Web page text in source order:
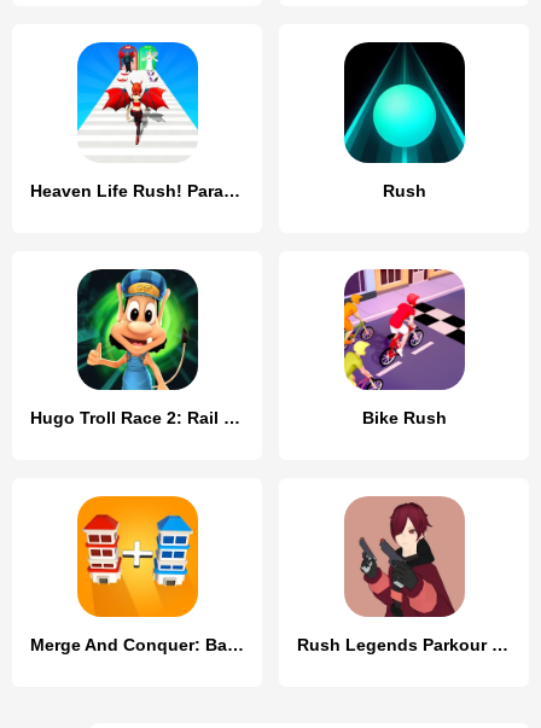
Heaven Life Rush! Paradise Run Rush
Hugo Troll Race 2: Rail Rush Bike Rush
Merge And Conquer: Battle Game Rush Legends Parkour PvP FPS